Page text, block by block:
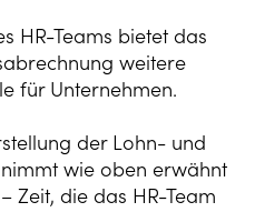
HR-Teams bietet das
weitere
für Unternehmen.
der Lohn- und
wie oben erwähnt
Zeit, die das HR-Team